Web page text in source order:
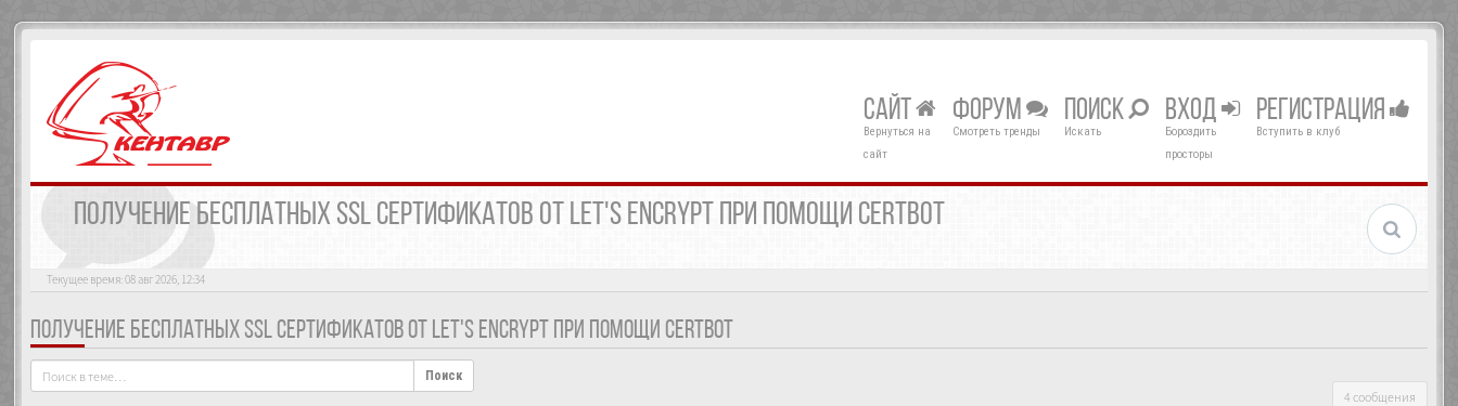
САЙТ
Вернуться на
сайт
ФОРУМ
Смотреть тренды
ПОИСК
Искать
ВХОД
Бороздить
просторы
РЕГИСТРАЦИЯ
Вступить в клуб
ПОЛУЧЕНИЕ БЕСПЛАТНЫХ SSL СЕРТИФИКАТОВ ОТ LET'S ENCRYPT ПРИ ПОМОЩИ CERTBOT
Текущее время: 08 авг 2026, 12:34
ПОЛУЧЕНИЕ БЕСПЛАТНЫХ SSL СЕРТИФИКАТОВ ОТ LET'S ENCRYPT ПРИ ПОМОЩИ CERTBOT
Поиск
4 сообщения